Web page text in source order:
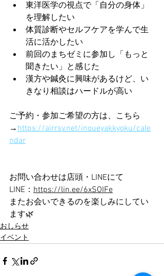
東洋医学の視点で「自分の身体」
を理解したい
体質診断やセルフケアを学んで生
活に活かしたい
前回のまちゼミに参加し「もっと
聞きたい」と感じた
漢方や鍼灸に興味があるけど、い
きなり相談はハードルが高い
ご予約・ 参加ご希望の方は、こちら
→https://airrsv.net/inoueyakkyoku/cale
ndar
お問い合わせは店頭・LINEにて
LINE： https://lin.ee/6xSOIFe
またお会いできるのを楽しみにしてい
ます🌿
おしらせ
イベント